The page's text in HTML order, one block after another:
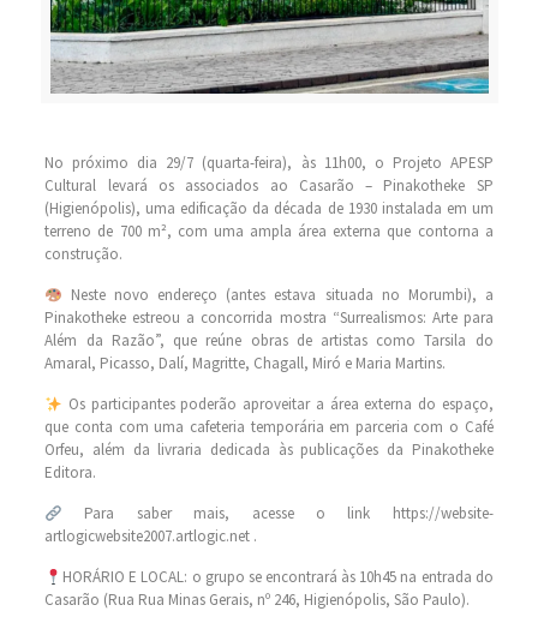
No próximo dia 29/7 (quarta-feira), às 11h00, o Projeto APESP
Cultural levará os associados ao Casarão – Pinakotheke SP
(Higienópolis), uma edificação da década de 1930 instalada em um
terreno de 700 m², com uma ampla área externa que contorna a
construção.
Neste novo endereço (antes estava situada no Morumbi), a
Pinakotheke estreou a concorrida mostra “Surrealismos: Arte para
Além da Razão”, que reúne obras de artistas como Tarsila do
Amaral, Picasso, Dalí, Magritte, Chagall, Miró e Maria Martins.
Os participantes poderão aproveitar a área externa do espaço,
que conta com uma cafeteria temporária em parceria com o Café
Orfeu, além da livraria dedicada às publicações da Pinakotheke
Editora.
Para saber mais, acesse o link https://website-
artlogicwebsite2007.artlogic.net .
HORÁRIO E LOCAL: o grupo se encontrará às 10h45 na entrada do
Casarão (Rua Rua Minas Gerais, nº 246, Higienópolis, São Paulo).